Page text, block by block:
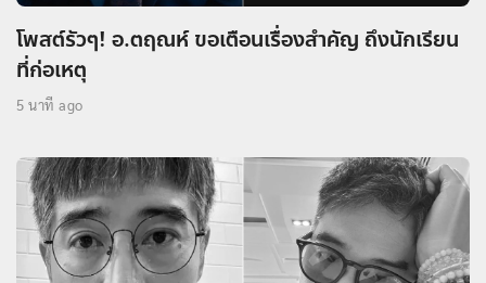
โพสต์รัวๆ! อ.ตฤณห์ ขอเตือนเรื่องสำคัญ ถึงนักเรียน
ที่ก่อเหตุ
5 นาที ago